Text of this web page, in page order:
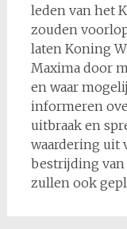
leden van het
zouden
laten Koning
Maxima door
en waar
informeren
uitbraak en
waardering uit
bestrijding van
zullen ook